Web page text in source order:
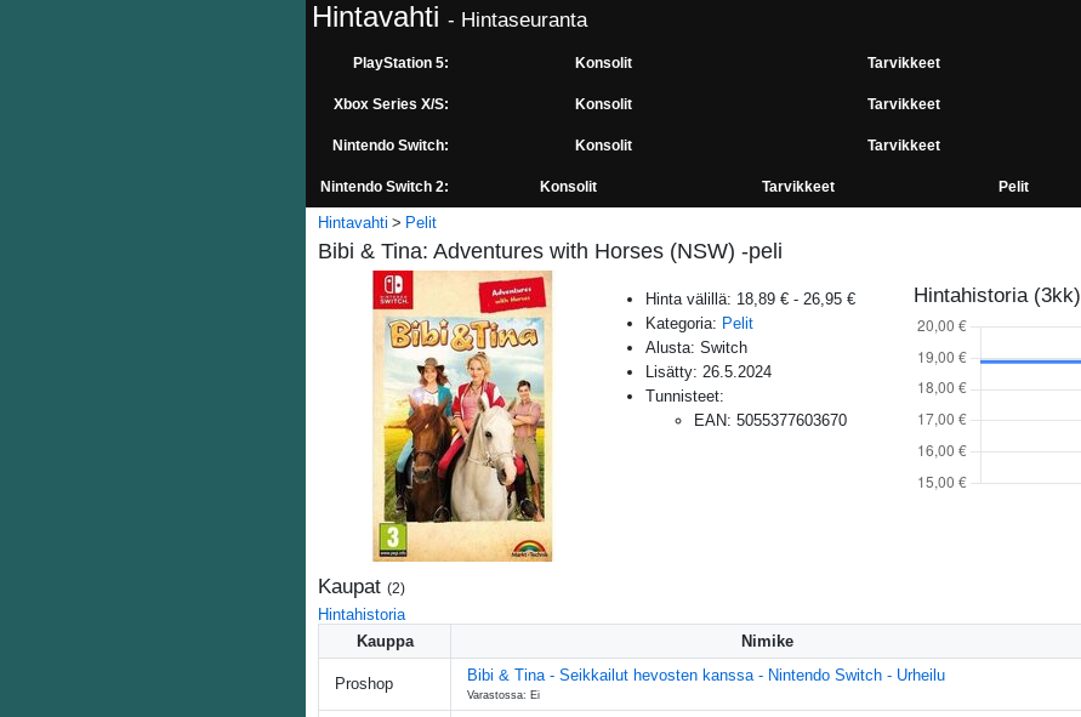
Hintavahti - Hintaseuranta
PlayStation 5: Konsolit Tarvikkeet
Xbox Series X/S: Konsolit Tarvikkeet
Nintendo Switch: Konsolit Tarvikkeet
Nintendo Switch 2: Konsolit Tarvikkeet Pelit
Hintavahti Pelit
Bibi & Tina: Adventures with Horses (NSW) -peli
Hinta välillä: 18,89 € - 26,95 €
Kategoria: Pelit
Alusta: Switch
Lisätty: 26.5.2024
Tunnisteet:
EAN: 5055377603670
Hintahistoria (3kk)
Kaupat (2)
Hintahistoria
Kauppa
Nimike
Proshop Bibi & Tina - Seikkailut hevosten kanssa - Nintendo Switch - Urheilu
Varastossa: Ei